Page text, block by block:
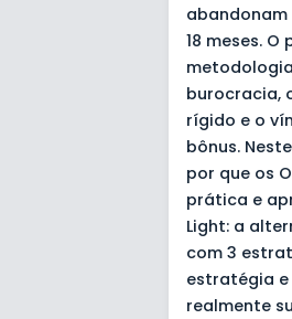
abandonam
18 meses.
burocracia,
rígido e o
bônus.
por que os
prática e
Light: a
com 3
estratégia e
realmente